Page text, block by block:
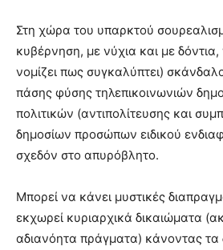
Στη χώρα του υπαρκτού
κυβέρνηση, με νύχια και με
νομίζει πως συγκαλύπτει)
πάσης φύσης τηλεπικοινωνιών
πολιτικών (αντιπολίτευσης και
δημοσίων προσώπων ειδικού
σχεδόν στο απυρόβλητο.
Μπορεί να κάνει μυστικές
εκχωρεί κυριαρχικά δικαιώματα
αδιανόητα πράγματα) κάνοντας τα